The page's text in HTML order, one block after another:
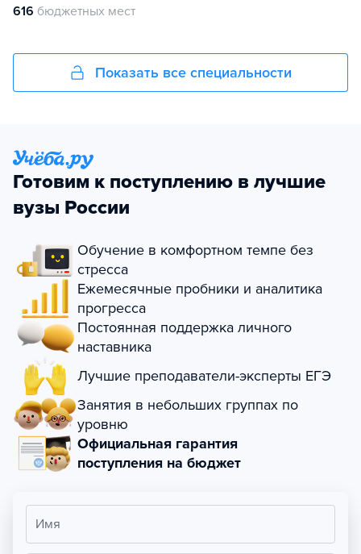
616 бюджетных мест
Показать все специальности
Готовим к поступлению в лучшие
вузы России
Обучение в комфортном темпе без
стресса
Ежемесячные пробники и аналитика
прогресса
Постоянная поддержка личного
наставника
Лучшие преподаватели-эксперты ЕГЭ
Занятия в небольших группах по
уровню
Официальная гарантия
поступления на бюджет
Имя